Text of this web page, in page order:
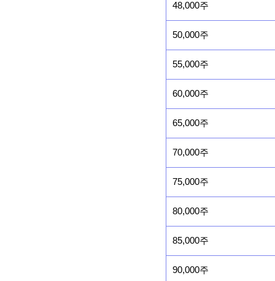
48,000주
50,000주
55,000주
60,000주
65,000주
70,000주
75,000주
80,000주
85,000주
90,000주